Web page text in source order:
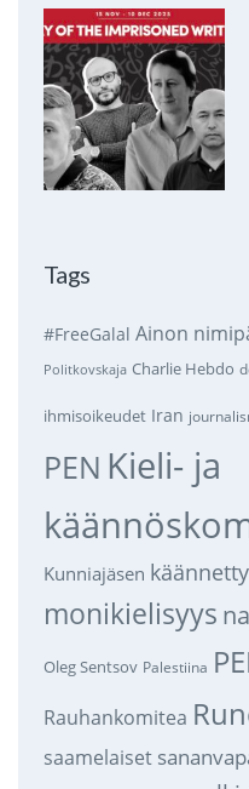
Tags
#FreeGalal Ainon
Politkovskaja Charlie Hebdo
ihmisoikeudet Iran
PEN Kieli- ja
Kunniajäsen
monikielisyys
Oleg Sentsov Palestiina
Rauhankomitea
saamelaiset